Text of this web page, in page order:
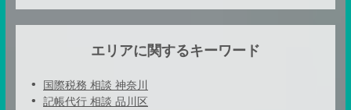
エリアに関するキーワード
国際税務 相談 神奈川
記帳代行 相談 品川区